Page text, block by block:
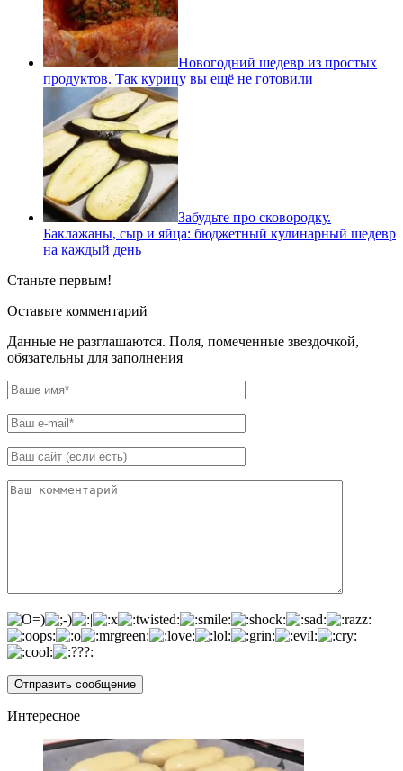
Новогодний шедевр из простых
продуктов. Так курицу вы ещё не готовили
Забудьте про сковородку.
Баклажаны, сыр и яйца: бюджетный кулинарный шедевр
на каждый день
Станьте первым!
Оставьте комментарий
Данные не разглашаются. Поля, помеченные звездочкой,
обязательны для заполнения
Интересное